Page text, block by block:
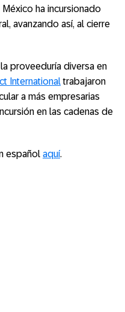
ha incursionado
avanzando así, al cierre
proveeduría diversa en
Internationaltrabajaron
a más empresarias
en las cadenas de
español aquí.